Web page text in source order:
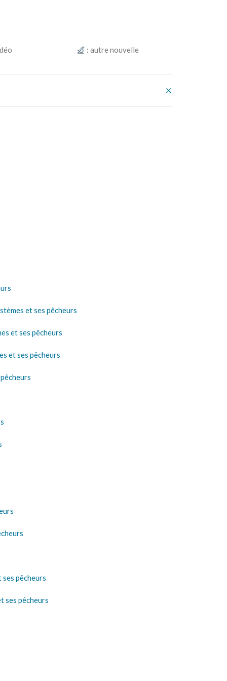
: autre nouvelle
et ses pêcheurs
et ses pêcheurs
et ses pêcheurs
pêcheurs
ses pêcheurs